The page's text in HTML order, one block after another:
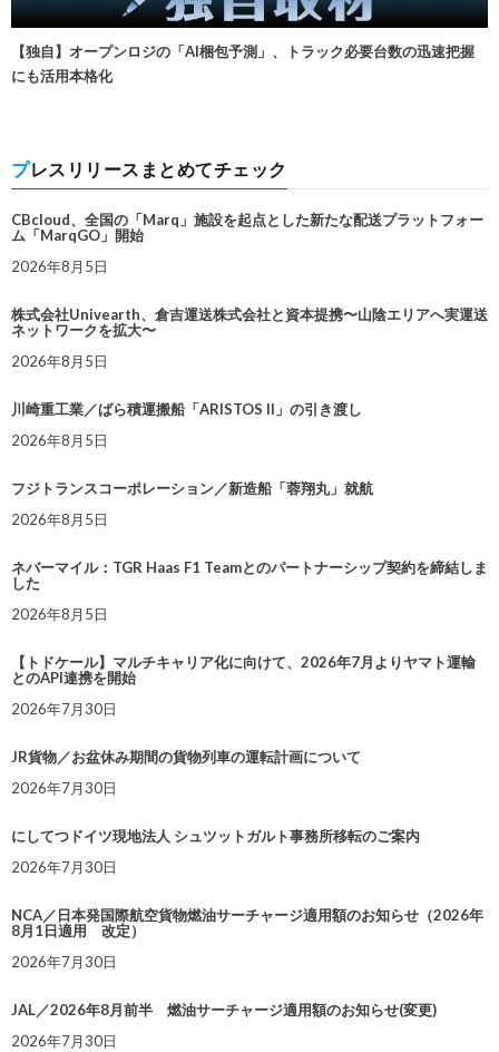
【独自】オープンロジの「AI梱包予測」、トラック必要台数の迅速把握
にも活用本格化
プレスリリースまとめてチェック
CBcloud、全国の「Marq」施設を起点とした新たな配送プラットフォー
ム「MarqGO」開始
2026年8月5日
株式会社Univearth、倉吉運送株式会社と資本提携〜山陰エリアへ実運送
ネットワークを拡大〜
2026年8月5日
川崎重工業／ばら積運搬船「ARISTOS II」の引き渡し
2026年8月5日
フジトランスコーポレーション／新造船「蓉翔丸」就航
2026年8月5日
ネバーマイル：TGR Haas F1 Teamとのパートナーシップ契約を締結しま
した
2026年8月5日
【トドケール】マルチキャリア化に向けて、2026年7月よりヤマト運輸
とのAPI連携を開始
2026年7月30日
JR貨物／お盆休み期間の貨物列車の運転計画について
2026年7月30日
にしてつドイツ現地法人 シュツットガルト事務所移転のご案内
2026年7月30日
NCA／日本発国際航空貨物燃油サーチャージ適用額のお知らせ（2026年
8月1日適用 改定）
2026年7月30日
JAL／2026年8月前半 燃油サーチャージ適用額のお知らせ(変更)
2026年7月30日